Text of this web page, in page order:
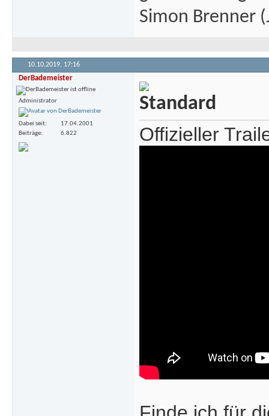
Simon Brenner
10.10.2019, 17:16
DerBademeister
Administrator
Dabei seit
17.04.2001
Beiträge
6.822 Offizieller